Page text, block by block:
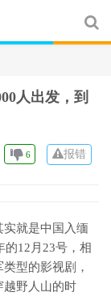
人出发，到
6 报错
就是中国入缅
的12月23号，相
型的影视剧，
越野人山的时